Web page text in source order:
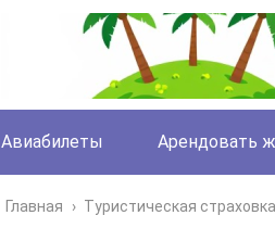
Авиабилеты Арендовать
Главная › Туристическая страховка